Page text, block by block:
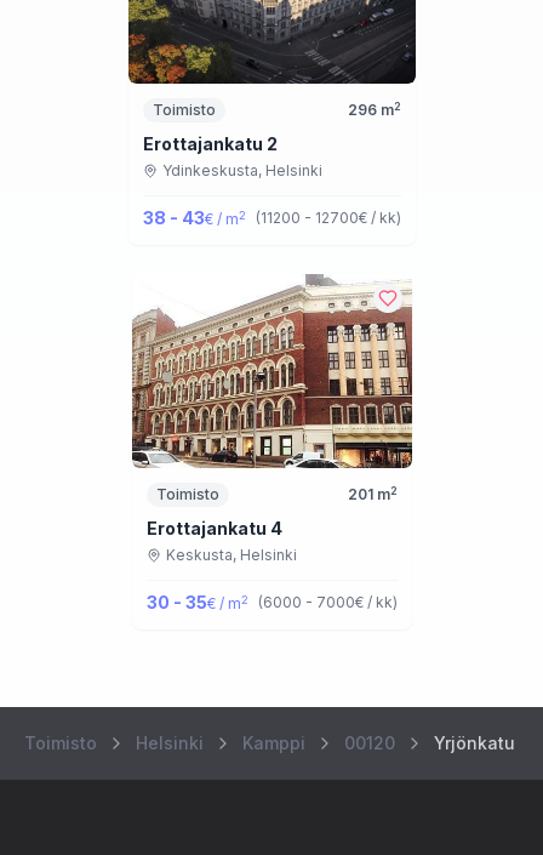
Toimisto 296m2
Erottajankatu 2
Ydinkeskusta, Helsinki
38 - 43€ / m2 (11200 - 12700€ / kk)
Toimisto 201m2
Erottajankatu 4
Keskusta, Helsinki
30 - 35€ / m2 (6000 - 7000€ / kk)
Toimisto Helsinki Kamppi 00120 Yrjönkatu